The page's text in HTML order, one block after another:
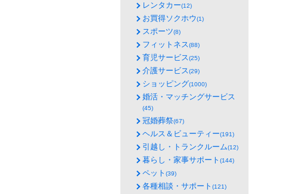
レンタカー(12)
お買得ソクホウ(1)
スポーツ(8)
フィットネス(88)
育児サービス(25)
介護サービス(29)
ショッピング(1000)
婚活・マッチングサービス
(45)
冠婚葬祭(67)
ヘルス＆ビューティー(191)
引越し・トランクルーム(12)
暮らし・家事サポート (144)
ペット (39)
各種相談・サポート (121)